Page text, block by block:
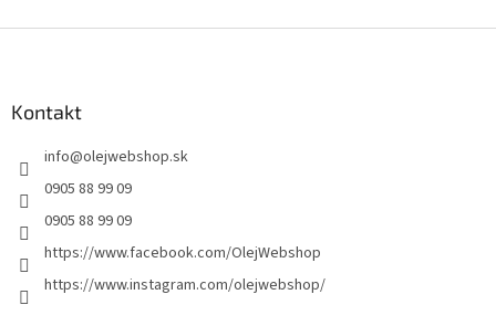
Kontakt
info@olejwebshop.sk
0905 88 99 09
0905 88 99 09
https://www.facebook.com/OlejWebshop
https://www.instagram.com/olejwebshop/